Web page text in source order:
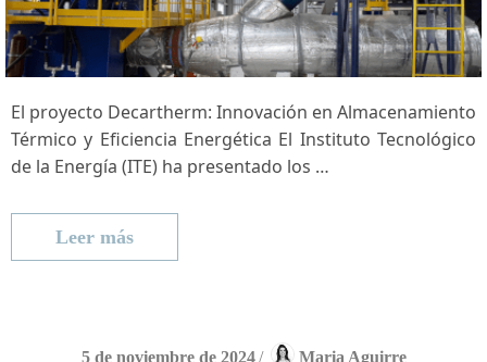
El proyecto⁣ Decartherm: Innovación en Almacenamiento
Térmico y Eficiencia Energética El Instituto Tecnológico
de la Energía (ITE) ha ‍presentado los …
Leer más
5 de noviembre de 2024 / Maria Aguirre